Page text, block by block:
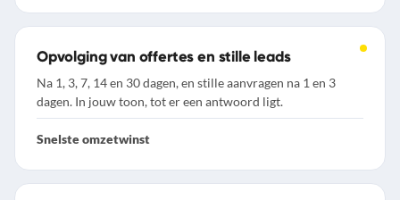
Opvolging van offertes en stille leads
Na 1, 3, 7, 14 en 30 dagen, en stille aanvragen na 1 en 3
dagen. In jouw toon, tot er een antwoord ligt.
Snelste omzetwinst